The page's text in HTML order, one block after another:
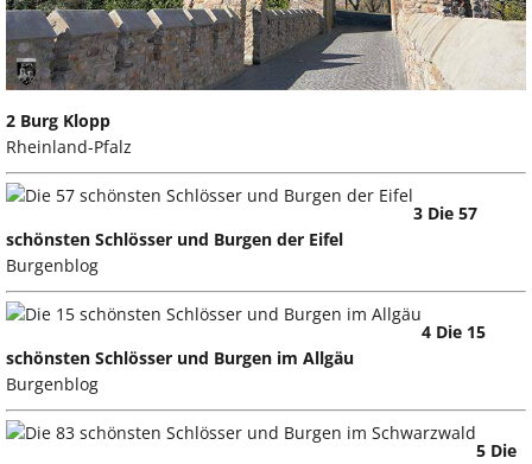
2 Burg Klopp
Rheinland-Pfalz
3 Die 57
schönsten Schlösser und Burgen der Eifel
Burgenblog
4 Die 15
schönsten Schlösser und Burgen im Allgäu
Burgenblog
5 Die